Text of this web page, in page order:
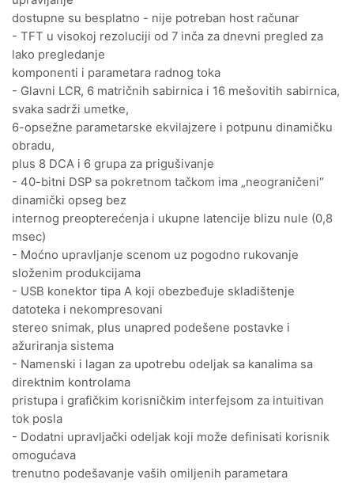
dostupne su besplatno - nije potreban host računar
- TFT u visokoj rezoluciji od 7 inča za dnevni pregled za
lako pregledanje
komponenti i parametara radnog toka
- Glavni LCR, 6 matričnih sabirnica i 16 mešovitih sabirnica,
svaka sadrži umetke,
6-opsežne parametarske ekvilajzere i potpunu dinamičku
obradu,
plus 8 DCA i 6 grupa za prigušivanje
- 40-bitni DSP sa pokretnom tačkom ima „neograničeni“
dinamički opseg bez
internog preopterećenja i ukupne latencije blizu nule (0,8
msec)
- Moćno upravljanje scenom uz pogodno rukovanje
složenim produkcijama
- USB konektor tipa A koji obezbeđuje skladištenje
datoteka i nekompresovani
stereo snimak, plus unapred podešene postavke i
ažuriranja sistema
- Namenski i lagan za upotrebu odeljak sa kanalima sa
direktnim kontrolama
pristupa i grafičkim korisničkim interfejsom za intuitivan
tok posla
- Dodatni upravljački odeljak koji može definisati korisnik
omogućava
trenutno podešavanje vaših omiljenih parametara